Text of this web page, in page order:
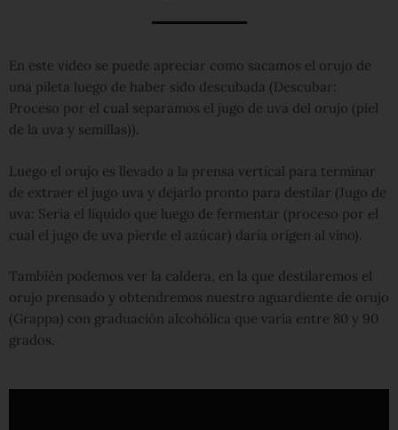
En este video se puede apreciar como sacamos el orujo de
una pileta luego de haber sido descubada (Descubar:
Proceso por el cual separamos el jugo de uva del orujo (piel
de la uva y semillas)).
Luego el orujo es llevado a la prensa vertical para terminar
de extraer el jugo uva y dejarlo pronto para destilar (Jugo de
uva: Seria el líquido que luego de fermentar (proceso por el
cual el jugo de uva pierde el azúcar) daría origen al vino).
También podemos ver la caldera, en la que destilaremos el
orujo prensado y obtendremos nuestro aguardiente de orujo
(Grappa) con graduación alcohólica que varía entre 80 y 90
grados.